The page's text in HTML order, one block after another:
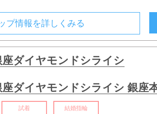
プ情報を詳しくみる
座ダイヤモンドシライシ
座ダイヤモンドシライシ 銀座
試着 結婚指輪